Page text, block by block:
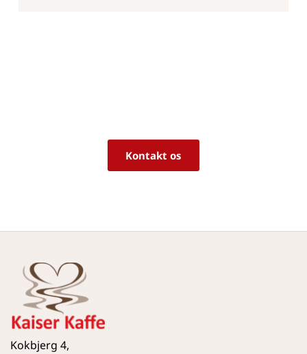
Kontakt os
Kokbjerg 4,